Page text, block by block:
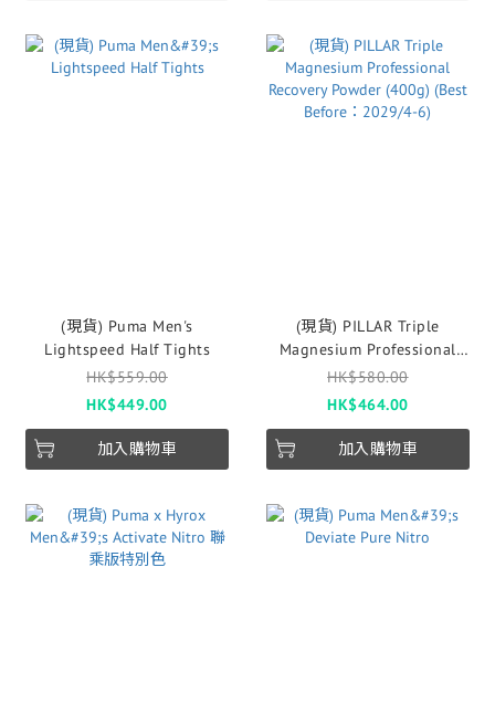
(現貨) Puma Men's
Lightspeed Half Tights
HK$559.00
HK$449.00
加入購物車
(現貨) PILLAR Triple
Magnesium Professional
Recovery Powder (400g)
(Best Before：2029/4-6)
HK$580.00
HK$464.00
加入購物車